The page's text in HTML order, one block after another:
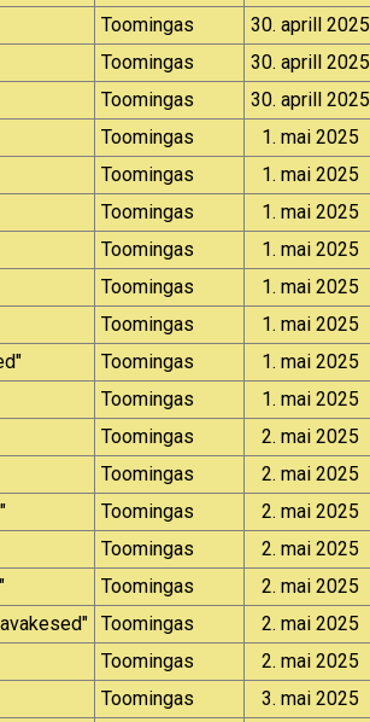
Toomingas 30. aprill 2025
Toomingas 30. aprill 2025
Toomingas 30. aprill 2025
Toomingas 1. mai 2025
Toomingas 1. mai 2025
Toomingas 1. mai 2025
Toomingas 1. mai 2025
Toomingas 1. mai 2025
Toomingas 1. mai 2025
Toomingas 1. mai 2025
Toomingas 1. mai 2025
Toomingas 2. mai 2025
Toomingas 2. mai 2025
Toomingas 2. mai 2025
Toomingas 2. mai 2025
Toomingas 2. mai 2025
Toomingas 2. mai 2025
Toomingas 2. mai 2025
Toomingas 3. mai 2025